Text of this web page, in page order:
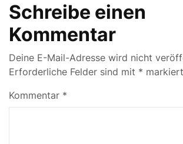
Schreibe einen
Kommentar
Deine E-Mail-Adresse wird nicht
Erforderliche Felder sind mit * markiert
Kommentar *